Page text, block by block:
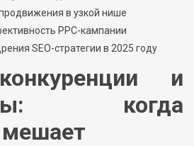
в узкой нише
PPC-кампании
SEO-стратегии в 2025 году
и
когда